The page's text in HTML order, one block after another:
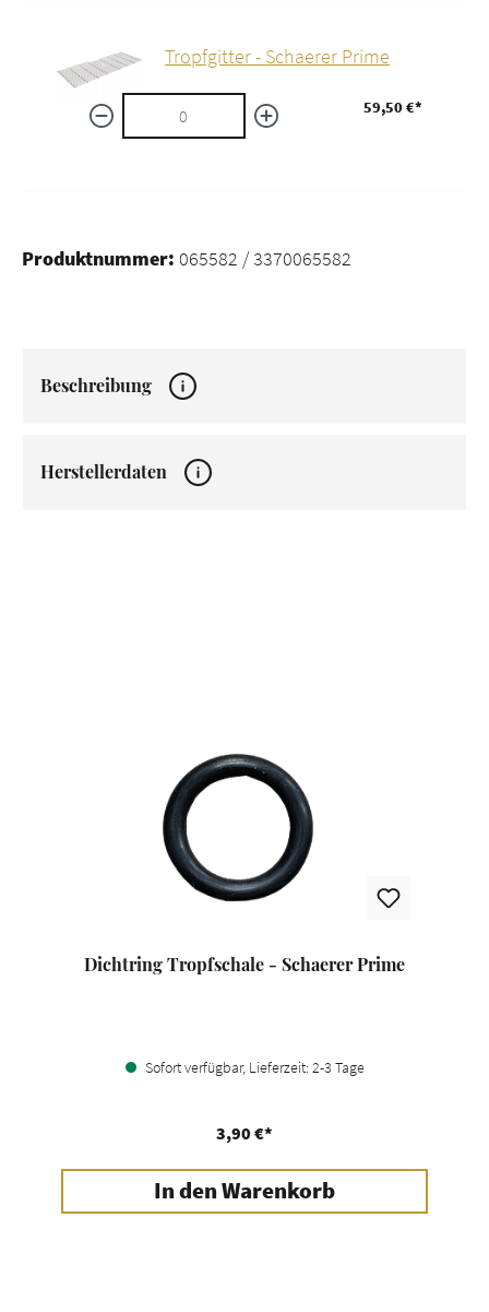
Tropfgitter - Schaerer Prime
59,50 €*
Produktnummer: 065582 / 3370065582
Beschreibung
Herstellerdaten
Dichtring Tropfschale - Schaerer Prime
Sofort verfügbar, Lieferzeit: 2-3 Tage
3,90 €*
In den Warenkorb